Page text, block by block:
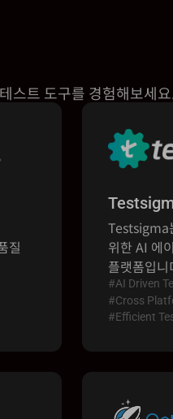
스트 도구를 경험해보세
질
Testsigma
위한 AI 에
플랫폼입니
#AI Driven
#Cross
#Efficient